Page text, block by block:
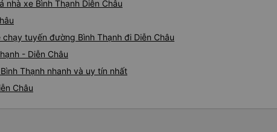
nhà xe Bình Thạnh Diễn Châu
tuyến đường Bình Thạnh đi Diễn Châu
- Diễn Châu
Thạnh nhanh và uy tín nhất
Châu